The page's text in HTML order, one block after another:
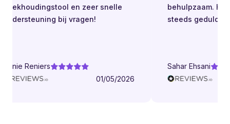
en zeer snelle
bij vragen!
Reniers
01/05/2026
behulpzaam.
steeds geduldig.
Sahar Ehsani